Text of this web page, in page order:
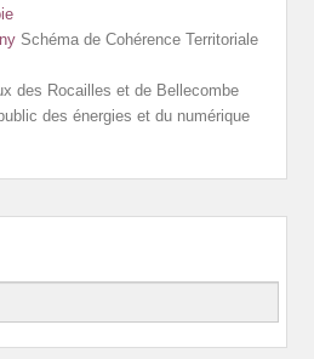
Schéma de Cohérence Territoriale
des Rocailles et de Bellecombe
des énergies et du numérique